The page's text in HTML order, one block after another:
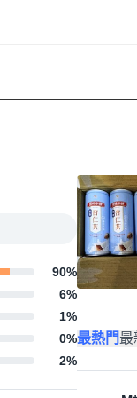
90%
6%
1%
0%
2%
最熱門最